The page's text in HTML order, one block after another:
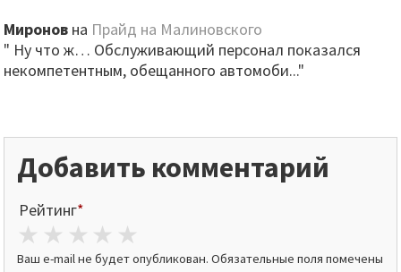
Миронов на Прайд на Малиновского
" Ну что ж… Обслуживающий персонал показался
некомпетентным, обещанного автомоби..."
Добавить комментарий
Рейтинг*
4 stars
3 stars
2 stars
1 star
Ваш e-mail не будет опубликован. Обязательные поля помечены